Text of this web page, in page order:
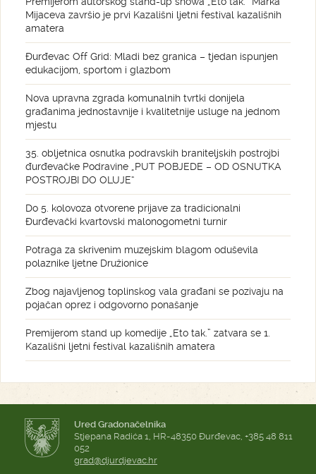
Mijaceva završio je prvi Kazališni ljetni festival kazališnih
amatera
Đurđevac Off Grid: Mladi bez granica – tjedan ispunjen
edukacijom, sportom i glazbom
Nova upravna zgrada komunalnih tvrtki donijela
građanima jednostavnije i kvalitetnije usluge na jednom
mjestu
35. obljetnica osnutka podravskih braniteljskih postrojbi
đurđevačke Podravine „PUT POBJEDE – OD OSNUTKA
POSTROJBI DO OLUJE“
Do 5. kolovoza otvorene prijave za tradicionalni
Đurđevački kvartovski malonogometni turnir
Potraga za skrivenim muzejskim blagom oduševila
polaznike ljetne Družionice
Zbog najavljenog toplinskog vala građani se pozivaju na
pojačan oprez i odgovorno ponašanje
Premijerom stand up komedije „Eto tak.” zatvara se 1.
Kazališni ljetni festival kazališnih amatera
Ured Gradonačelnika
Stjepana Radića 1, HR-48350 Đurđevac, +385 48 811
052
grad@djurdjevac.hr